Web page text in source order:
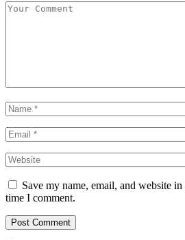
Save my name, email, and website
time I comment.